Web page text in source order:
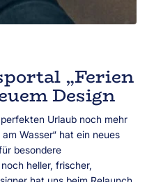
„Ferien
Design
Urlaub noch mehr
Wasser“ hat ein neues
besondere
heller, frischer,